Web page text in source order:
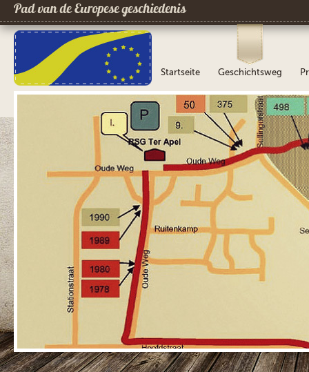
Pad van de Europese geschiedenis
Startseite Geschichtsweg